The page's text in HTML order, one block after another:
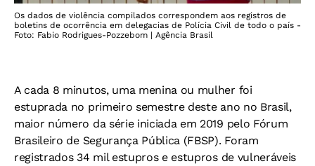
Os dados de violência compilados correspondem aos registros de
boletins de ocorrência em delegacias de Polícia Civil de todo o país -
Foto: Fabio Rodrigues-Pozzebom | Agência Brasil
A cada 8 minutos, uma menina ou mulher foi
estuprada no primeiro semestre deste ano no Brasil,
maior número da série iniciada em 2019 pelo Fórum
Brasileiro de Segurança Pública (FBSP). Foram
registrados 34 mil estupros e estupros de vulneráveis